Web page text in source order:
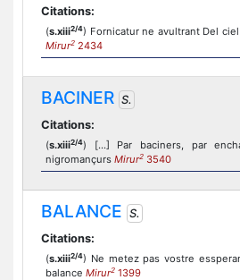
Citations:
(s.xiii2/4) Fornicatur ne avultrant Del
Mirur2 2434
BACINER S.
Citations:
(s.xiii2/4) [...] Par baciners, par
nigromançurs Mirur2 3540
BALANCE S.
Citations:
(s.xiii2/4) Ne metez pas vostre
balance Mirur2 1399